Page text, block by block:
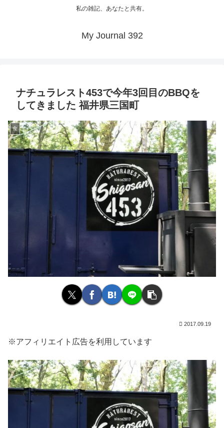
私の雑記、あなたと共有。
My Journal 392
ナチュラレスト453で今年3回目のBBQを
してきました 福井県三国町
食
2017.09.19
※アフィリエイト広告を利用しています